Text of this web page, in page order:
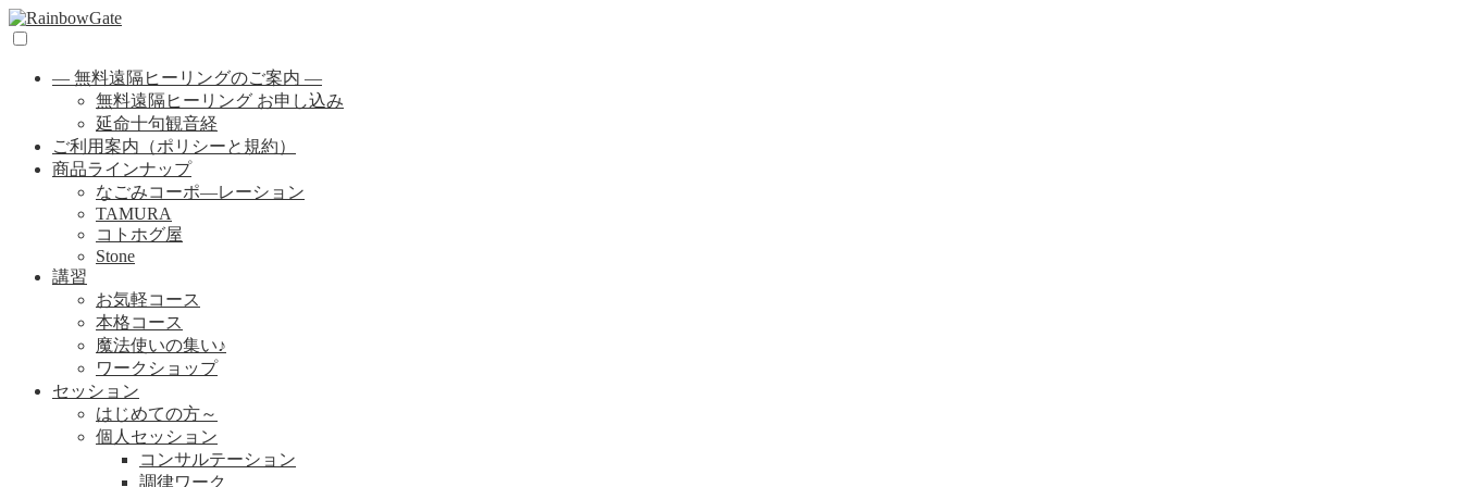
― 無料遠隔ヒーリングのご案内 ―
無料遠隔ヒーリング お申し込み
延命十句観音経
ご利用案内（ポリシーと規約）
商品ラインナップ
なごみコーポ―レーション
TAMURA
コトホグ屋
Stone
講習
お気軽コース
本格コース
魔法使いの集い♪
ワークショップ
セッション
はじめての方～
個人セッション
コンサルテーション
調律ワーク